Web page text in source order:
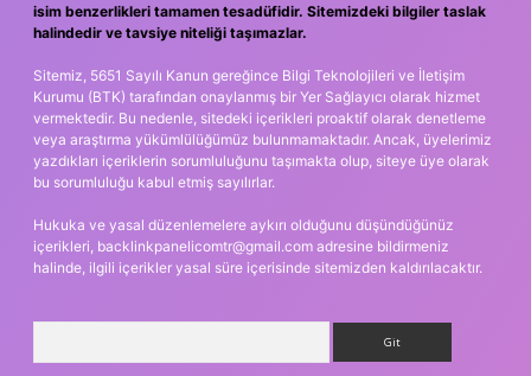
isim benzerlikleri tamamen tesadüfidir. Sitemizdeki bilgiler taslak
halindedir ve tavsiye niteliği taşımazlar.
Sitemiz, 5651 Sayılı Kanun gereğince Bilgi Teknolojileri ve İletişim
Kurumu (BTK) tarafından onaylanmış bir Yer Sağlayıcı olarak hizmet
vermektedir. Bu nedenle, sitedeki içerikleri proaktif olarak denetleme
veya araştırma yükümlülüğümüz bulunmamaktadır. Ancak, üyelerimiz
yazdıkları içeriklerin sorumluluğunu taşımakta olup, siteye üye olarak
bu sorumluluğu kabul etmiş sayılırlar.
Hukuka ve yasal düzenlemelere aykırı olduğunu düşündüğünüz
içerikleri, backlinkpanelicomtr@gmail.com adresine bildirmeniz
halinde, ilgili içerikler yasal süre içerisinde sitemizden kaldırılacaktır.